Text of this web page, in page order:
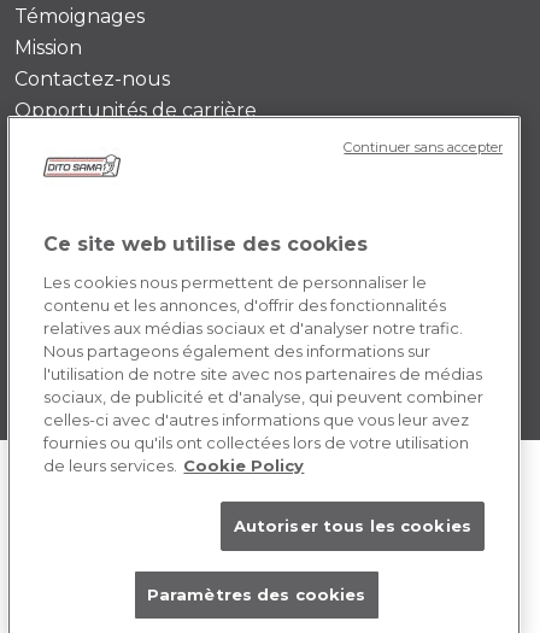
Témoignages
Mission
Contactez-nous
Opportunités de carrière
POLICY FR
Cookie
Ce site web utilise des cookies
Les cookies nous permettent de personnaliser le
contenu et les annonces, d'offrir des fonctionnalités
relatives aux médias sociaux et d'analyser notre trafic.
Nous partageons également des informations sur
l'utilisation de notre site avec nos partenaires de médias
sociaux, de publicité et d'analyse, qui peuvent combiner
celles-ci avec d'autres informations que vous leur avez
fournies ou qu'ils ont collectées lors de votre utilisation
de leurs services. Cookie Policy
Autoriser tous les cookies
Paramètres des cookies
Continuer sans accepter